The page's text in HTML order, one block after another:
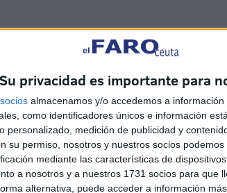
Su privacidad es importante para
socios almacenamos y/o accedemos a
como identificadores únicos e información
personalizado, medición de publicidad y
su permiso, nosotros y nuestros socios
mediante las características de
a nosotros y a nuestros 1731 socios para que
alternativa, puede acceder a información
la prueba fueNacho Gaitán, que repitió el
. En la segunda posición entró Alfonso
Matoso entrando en 38 minutos.